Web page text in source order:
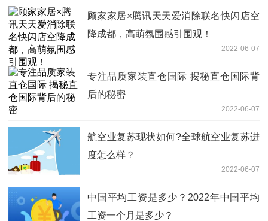
顾家家居×腾讯天天爱消除联名快闪店空
降成都，高萌氛围感引围观！
2022-06-07
专注品质家装直仓国际 揭秘直仓国际背
后的秘密
2022-06-07
航空业复苏现状如何?全球航空业复苏进
度怎么样？
2022-06-07
中国平均工资是多少？2022年中国平均
工资一个月是多少？